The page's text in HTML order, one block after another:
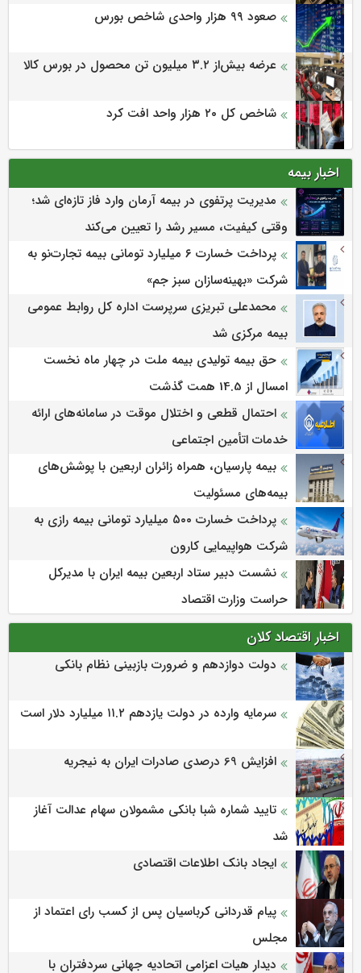
صعود ۹۹ هزار واحدی شاخص بورس
عرضه بیش‌از ۳.۲ میلیون تن محصول در بورس کالا
شاخص کل ۲۰ هزار واحد افت کرد
اخبار بیمه
مدیریت پرتفوی در بیمه آرمان وارد فاز تازه‌ای شد؛
وقتی کیفیت، مسیر رشد را تعیین می‌کند
پرداخت خسارت ۶ میلیارد تومانی بیمه تجارت‌نو به
شرکت «بهینه‌سازان سبز جم»
محمدعلی تبریزی سرپرست اداره كل روابط عمومی
بیمه مركزی شد
حق بیمه تولیدی بیمه ملت در چهار ماه نخست
امسال از 14.5 همت گذشت
احتمال قطعی و اختلال موقت در سامانه‌های ارائه
خدمات اتأمین اجتماعی
بیمه پارسیان، همراه زائران اربعین با پوشش‌های
بیمه‌های مسئولیت
پرداخت خسارت ۵۰۰ میلیارد تومانی بیمه رازی به
شرکت هواپیمایی کارون
نشست دبیر ستاد اربعین بیمه ایران با مدیرکل
حراست وزارت اقتصاد
اخبار اقتصاد کلان
دولت دوازدهم و ضرورت بازبینی نظام بانکی
سرمایه وارده در دولت یازدهم ۱۱.۲ میلیارد دلار است
افزایش 69 درصدی صادرات ایران به نیجریه
تایید شماره شبا بانکی مشمولان سهام عدالت آغاز
شد
ایجاد بانک اطلاعات اقتصادی
پیام قدردانی کرباسیان پس از کسب رای اعتماد از
مجلس
دیدار هیات اعزامی اتحادیه جهانی سردفتران با